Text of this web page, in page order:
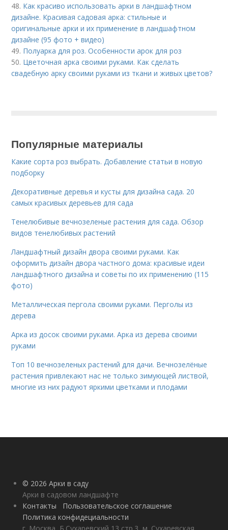
48. Как красиво использовать арки в ландшафтном
дизайне. Красивая садовая арка: стильные и
оригинальные арки и их применение в ландшафтном
дизайне (95 фото + видео)
49. Полуарка для роз. Особенности арок для роз
50. Цветочная арка своими руками. Как сделать
свадебную арку своими руками из ткани и живых цветов?
Популярные материалы
Какие сорта роз выбрать. Добавление статьи в новую
подборку
Декоративные деревья и кусты для дизайна сада. 20
самых красивых деревьев для сада
Тенелюбивые вечнозеленые растения для сада. Обзор
видов тенелюбивых растений
Ландшафтный дизайн двора своими руками. Как
оформить дизайн двора частного дома: красивые идеи
ландшафтного дизайна и советы по их применению (115
фото)
Металлическая пергола своими руками. Перголы из
дерева
Арка из досок своими руками. Арка из дерева своими
руками
Топ 10 вечнозеленых растений для дачи. Вечнозелёные
растения привлекают нас не только зимующей листвой,
многие из них радуют яркими цветками и плодами
© 2026 Арки в саду
Арки в садовом ландшафте
Контакты
Пользовательское соглашение
Политика конфидециальности